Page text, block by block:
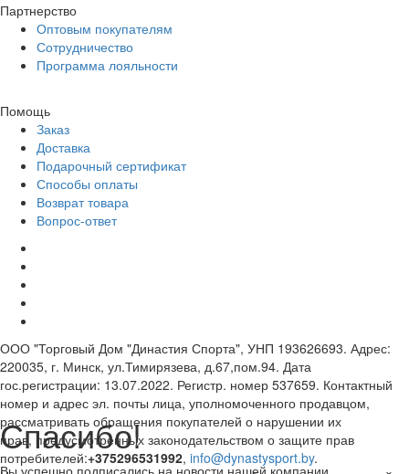
Партнерство
Оптовым покупателям
Сотрудничество
Программа лояльности
Помощь
Заказ
Доставка
Подарочный сертификат
Способы оплаты
Возврат товара
Вопрос-ответ
ООО "Торговый Дом "Династия Спорта", УНП 193626693. Адрес:
220035, г. Минск, ул.Тимирязева, д.67,пом.94. Дата
гос.регистрации: 13.07.2022. Регистр. номер 537659. Контактный
номер и адрес эл. почты лица, уполномоченного продавцом,
рассматривать обращения покупателей о нарушении их
прав, предусмотренных законодательством о защите прав
потребителей:+375296531992, info@dynastysport.by.
Спасибо!